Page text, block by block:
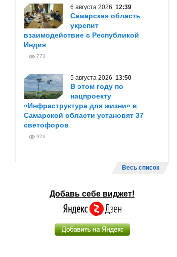
6 августа 2026 12:39
Самарская область
укрепит
взаимодействие с Республикой
Индия
773
5 августа 2026 13:50
В этом году по
нацпроекту
«Инфраструктура для жизни» в
Самарской области установят 37
светофоров
923
Весь список
Добавь себе виджет!